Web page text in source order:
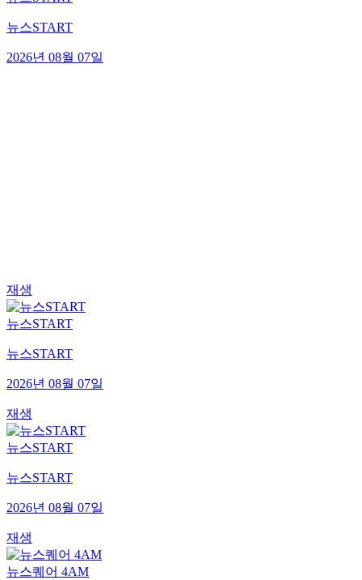
뉴스START
2026년 08월 07일
재생
뉴스START
뉴스START
2026년 08월 07일
재생
뉴스START
뉴스START
2026년 08월 07일
재생
뉴스퀘어 4AM